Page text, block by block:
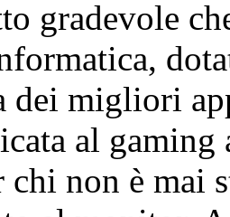
gradevole
dei migliori
al
chi non è mai